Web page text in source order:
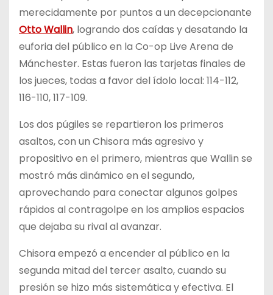
merecidamente por puntos a un decepcionante
Otto Wallin, logrando dos caídas y desatando la
euforia del público en la Co-op Live Arena de
Mánchester. Estas fueron las tarjetas finales de
los jueces, todas a favor del ídolo local: 114-112,
116-110, 117-109.
Los dos púgiles se repartieron los primeros
asaltos, con un Chisora más agresivo y
propositivo en el primero, mientras que Wallin se
mostró más dinámico en el segundo,
aprovechando para conectar algunos golpes
rápidos al contragolpe en los amplios espacios
que dejaba su rival al avanzar.
Chisora empezó a encender al público en la
segunda mitad del tercer asalto, cuando su
presión se hizo más sistemática y efectiva. El